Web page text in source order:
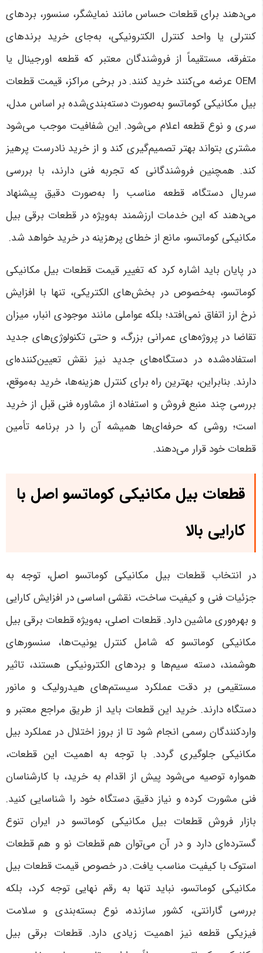
می‌دهند برای قطعات حساس مانند نمایشگر، سنسور، بردهای
کنترلی یا واحد کنترل الکترونیکی، به‌جای خرید برندهای
متفرقه، مستقیماً از فروشندگان معتبر که قطعه اورجینال یا
OEM عرضه می‌کنند خرید کنند. در برخی مراکز، قیمت قطعات
بیل مکانیکی کوماتسو به‌صورت دسته‌بندی‌شده بر اساس مدل،
سری و نوع قطعه اعلام می‌شود. این شفافیت موجب می‌شود
مشتری بتواند بهتر تصمیم‌گیری کند و از خرید نادرست پرهیز
کند. همچنین فروشندگانی که تجربه فنی دارند، با بررسی
سریال دستگاه، قطعه مناسب را به‌صورت دقیق پیشنهاد
می‌دهند که این خدمات ارزشمند به‌ویژه در قطعات برقی بیل
مکانیکی کوماتسو، مانع از خطای پرهزینه در خرید خواهد شد.
در پایان باید اشاره کرد که تغییر قیمت قطعات بیل مکانیکی
کوماتسو، به‌خصوص در بخش‌های الکتریکی، تنها با افزایش
نرخ ارز اتفاق نمی‌افتد؛ بلکه عواملی مانند موجودی انبار، میزان
تقاضا در پروژه‌های عمرانی بزرگ، و حتی تکنولوژی‌های جدید
استفاده‌شده در دستگاه‌های جدید نیز نقش تعیین‌کننده‌ای
دارند. بنابراین، بهترین راه برای کنترل هزینه‌ها، خرید به‌موقع،
بررسی چند منبع فروش و استفاده از مشاوره فنی قبل از خرید
است؛ روشی که حرفه‌ای‌ها همیشه آن را در برنامه تأمین
قطعات خود قرار می‌دهند.
قطعات بیل مکانیکی کوماتسو اصل با
کارایی بالا
در انتخاب قطعات بیل مکانیکی کوماتسو اصل، توجه به
جزئیات فنی و کیفیت ساخت، نقشی اساسی در افزایش کارایی
و بهره‌وری ماشین دارد. قطعات اصلی، به‌ویژه قطعات برقی بیل
مکانیکی کوماتسو که شامل کنترل یونیت‌ها، سنسورهای
هوشمند، دسته سیم‌ها و بردهای الکترونیکی هستند، تاثیر
مستقیمی بر دقت عملکرد سیستم‌های هیدرولیک و مانور
دستگاه دارند. خرید این قطعات باید از طریق مراجع معتبر و
واردکنندگان رسمی انجام شود تا از بروز اختلال در عملکرد بیل
مکانیکی جلوگیری گردد. با توجه به اهمیت این قطعات،
همواره توصیه می‌شود پیش از اقدام به خرید، با کارشناسان
فنی مشورت کرده و نیاز دقیق دستگاه خود را شناسایی کنید.
بازار فروش قطعات بیل مکانیکی کوماتسو در ایران تنوع
گسترده‌ای دارد و در آن می‌توان هم قطعات نو و هم قطعات
استوک با کیفیت مناسب یافت. در خصوص قیمت قطعات بیل
مکانیکی کوماتسو، نباید تنها به رقم نهایی توجه کرد، بلکه
بررسی گارانتی، کشور سازنده، نوع بسته‌بندی و سلامت
فیزیکی قطعه نیز اهمیت زیادی دارد. قطعات برقی بیل